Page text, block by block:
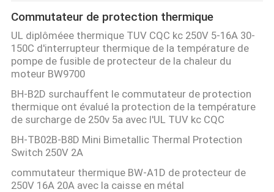
CAS
PLAN
DU
SITE
PRIVACY
POLICY
Commutateur de protection thermique
UL diplôméee thermique TUV CQC kc 250V 5-16A 30-
150C d'interrupteur thermique de la température de
pompe de fusible de protecteur de la chaleur du
moteur BW9700
BH-B2D surchauffent le commutateur de protection
thermique ont évalué la protection de la température
de surcharge de 250v 5a avec l'UL TUV kc CQC
BH-TB02B-B8D Mini Bimetallic Thermal Protection
Switch 250V 2A
commutateur thermique BW-A1D de protecteur de
250V 16A 20A avec la caisse en métal